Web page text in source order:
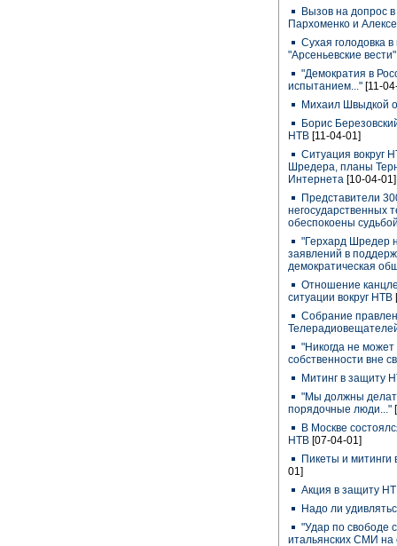
Вызов на допрос
Пархоменко и
Сухая голодовка
"Арсеньевские
"Демократия в
испытанием..." [11-
Михаил Швыдкой
Борис
НТВ [11-04-01]
Ситуация вокруг
Шредера, планы
Интернета [10-04-01]
Представители
негосударственных
обеспокоены
"Герхард Шредер
заявлений в
демократическая
Отношение
ситуации вокруг НТВ
Собрание
"Никогда не
собственности вне
Митинг в защиту
"Мы должны
порядочные люди..."
В Москве
НТВ [07-04-01]
Пикеты и
01]
Акция в защиту
Надо ли
"Удар по свободе
итальянских СМИ на